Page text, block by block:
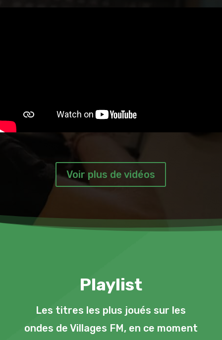
Voir plus de vidéos
Playlist
Les titres les plus joués sur les
ondes de Villages FM, en ce moment